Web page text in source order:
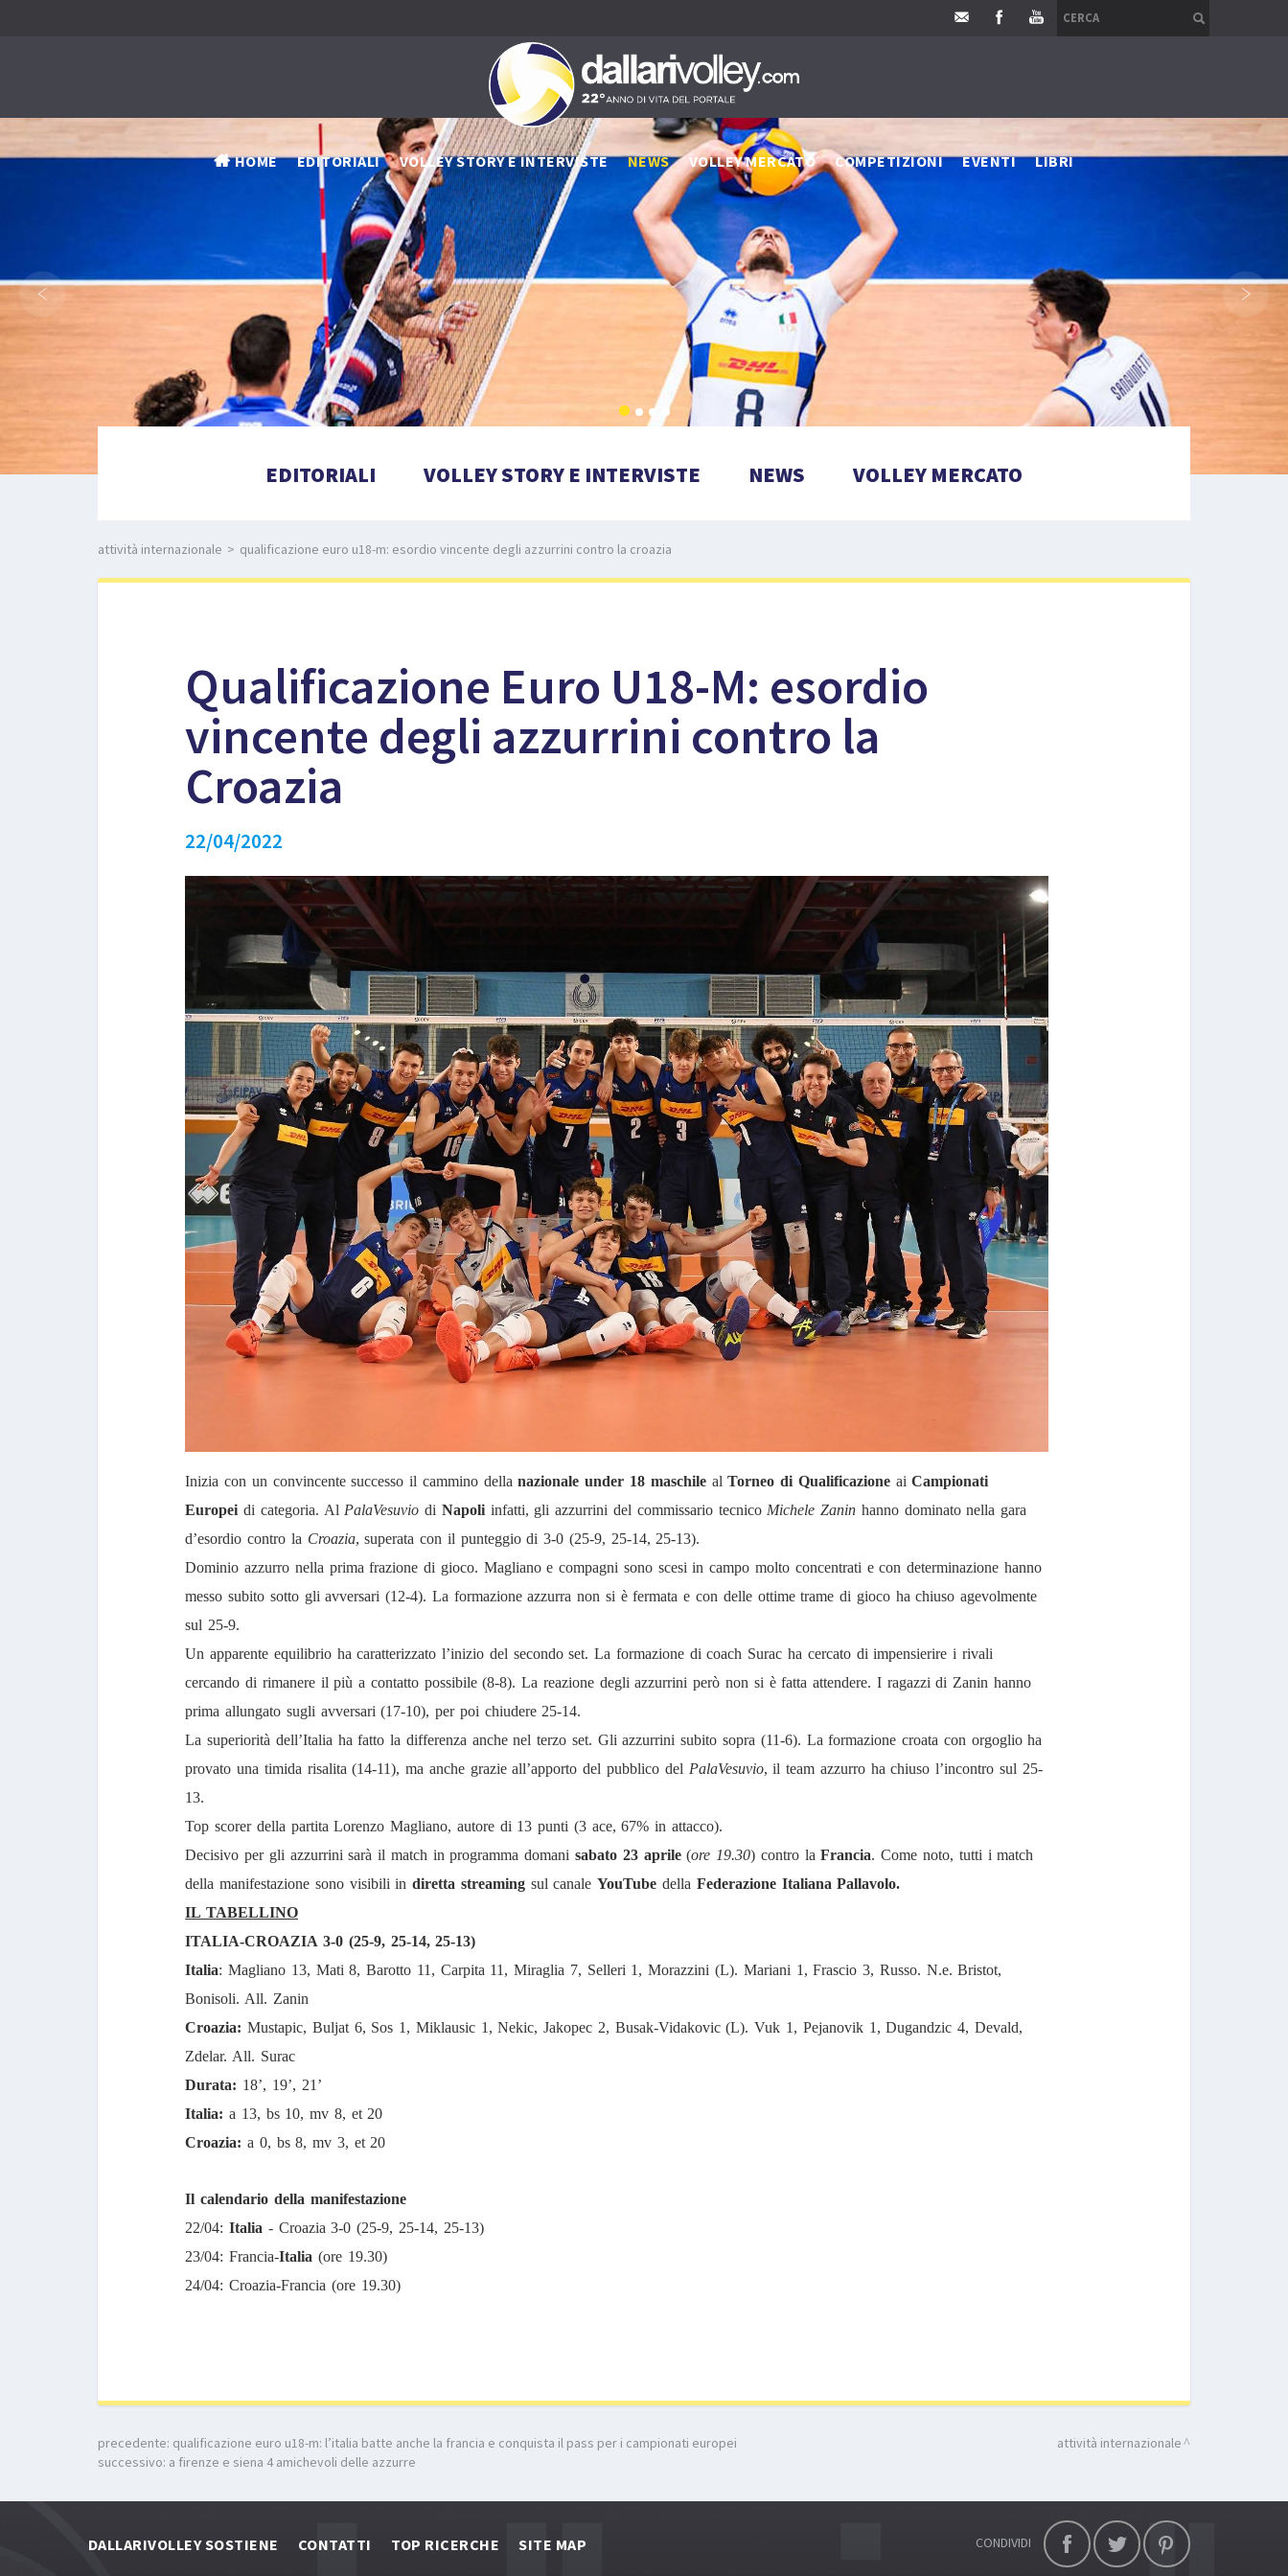
HOME EDITORIALI VOLLEY STORY E INTERVISTE NEWS VOLLEY MERCATO COMPETIZIONI EVENTI LIBRI
‹ ›
EDITORIALI VOLLEY STORY E INTERVISTE NEWS VOLLEY MERCATO
attività internazionale > qualificazione euro u18-m: esordio vincente degli azzurrini contro la croazia
Qualificazione Euro U18-M: esordio
vincente degli azzurrini contro la
Croazia
22/04/2022
Inizia con un convincente successo il cammino dellanazionale under 18 maschilealTorneo di Qualificazione aiCampionati
Europei di categoria. Al PalaVesuvio di Napoli infatti, gli azzurrini del commissario tecnico Michele Zanin hanno dominato nella gara
d’esordio contro la Croazia, superata con il punteggio di 3-0 (25-9, 25-14, 25-13).
Dominio azzurro nella prima frazione di gioco. Magliano e compagni sono scesi in campo molto concentrati e con determinazione hanno
messo subito sotto gli avversari (12-4). La formazione azzurra non si è fermata e con delle ottime trame di gioco ha chiuso agevolmente
sul 25-9.
Un apparente equilibrio ha caratterizzato l’inizio del secondo set. La formazione di coach Surac ha cercato di impensierire i rivali
cercando di rimanere il più a contatto possibile (8-8). La reazione degli azzurrini però non si è fatta attendere. I ragazzi di Zanin hanno
prima allungato sugli avversari (17-10), per poi chiudere 25-14.
La superiorità dell’Italia ha fatto la differenza anche nel terzo set. Gli azzurrini subito sopra (11-6). La formazione croata con orgoglio ha
provato una timida risalita (14-11), ma anche grazie all’apporto del pubblico del PalaVesuvio, il team azzurro ha chiuso l’incontro sul 25-
13.
Top scorer della partita Lorenzo Magliano, autore di 13 punti (3 ace, 67% in attacco).
Decisivo per gli azzurrini sarà il match in programma domani sabato 23 aprile(ore 19.30) contro laFrancia. Come noto, tutti i match
della manifestazione sono visibili indiretta streamingsul canaleYouTube della Federazione Italiana Pallavolo.
IL TABELLINO
ITALIA-CROAZIA 3-0 (25-9, 25-14, 25-13)
Italia: Magliano 13, Mati 8, Barotto 11, Carpita 11, Miraglia 7, Selleri 1, Morazzini (L). Mariani 1, Frascio 3, Russo. N.e. Bristot,
Bonisoli. All. Zanin
Croazia: Mustapic, Buljat 6, Sos 1, Miklausic 1, Nekic, Jakopec 2, Busak-Vidakovic (L). Vuk 1, Pejanovik 1, Dugandzic 4, Devald,
Zdelar. All. Surac
Durata: 18’, 19’, 21’
Italia: a 13, bs 10, mv 8, et 20
Croazia: a 0, bs 8, mv 3, et 20
Il calendario della manifestazione
22/04: Italia - Croazia 3-0 (25-9, 25-14, 25-13)
23/04: Francia-Italia (ore 19.30)
24/04: Croazia-Francia (ore 19.30)
precedente: qualificazione euro u18-m: l’italia batte anche la francia e conquista il pass per i campionati europei
successivo: a firenze e siena 4 amichevoli delle azzurre
attività internazionale
DALLARIVOLLEY SOSTIENE CONTATTI TOP RICERCHE SITE MAP CONDIVIDI